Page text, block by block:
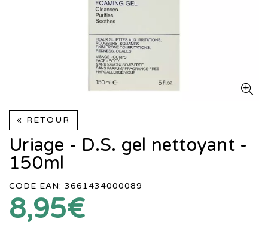
« RETOUR
Uriage - D.S. gel nettoyant -
150ml
CODE EAN: 3661434000089
8,95€